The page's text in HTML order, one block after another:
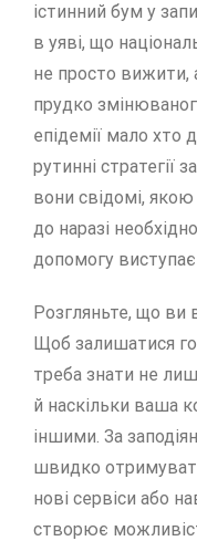
істинний бум у
в уяві, що
не просто вижити,
прудко
епідемії мало хто
рутинні стратегії
вони свідомі,
до наразі
допомогу виступає
Розгляньте, що ви
Щоб залишатися
треба знати не
й наскільки ваша
іншими. За
швидко
нові сервіси або
створює